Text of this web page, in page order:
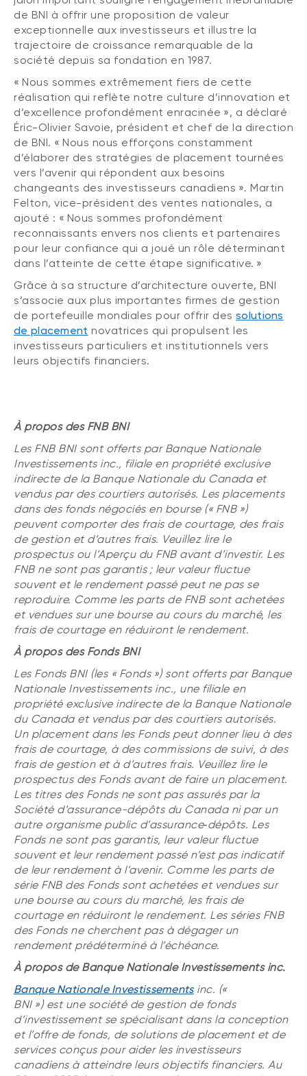
(FNB)
À propos des FNB BNI
FNB de rotation thématique BNI (NTHM)
FNB durables
SOLUTIONS DE PORTEFEUILLE
Liste des solutions de portefeuille BNI
Portefeuilles FNB BNI
Portefeuilles Méritage
Portefeuilles durables BNI
Placements privés
FNB d’investissements alternatifs
liquides
CPG à taux fixe
CATÉGORIES D'ACTIFS
Actions
Fonds équilibré
Marché monétaire
Revenu fixe
Alternatif
TYPES DE CONTENU
Articles
Balados
Vidéos
Livres blancs
DOCUMENTS RÉGLEMENTAIRES
Prospectus
Rapports annuels
Aperçus de fonds
Vote par procuration
Addendas
Relevés SPEP
Déclaration de principes sur les conflits
d’intérêts (PDF)
CONNEXION REQUISE
Portail de formation continue
Événements
Webinaires
Énoncé politique de placement
de BNI à offrir une proposition de valeur
exceptionnelle aux investisseurs et illustre la
trajectoire de croissance remarquable de la
société depuis sa fondation en 1987.
« Nous sommes extrêmement fiers de cette
réalisation qui reflète notre culture d’innovation et
d’excellence profondément enracinée », a déclaré
Éric-Olivier Savoie, président et chef de la direction
de BNI. « Nous nous efforçons constamment
d’élaborer des stratégies de placement tournées
vers l’avenir qui répondent aux besoins
changeants des investisseurs canadiens ». Martin
Felton, vice-président des ventes nationales, a
ajouté : « Nous sommes profondément
reconnaissants envers nos clients et partenaires
pour leur confiance qui a joué un rôle déterminant
dans l’atteinte de cette étape significative. »
Grâce à sa structure d’architecture ouverte, BNI
s’associe aux plus importantes firmes de gestion
de portefeuille mondiales pour offrir des solutions
de placement novatrices qui propulsent les
investisseurs particuliers et institutionnels vers
leurs objectifs financiers.
À propos des FNB BNI
Les FNB BNI sont offerts par Banque Nationale
Investissements inc., filiale en propriété exclusive
indirecte de la Banque Nationale du Canada et
vendus par des courtiers autorisés. Les placements
dans des fonds négociés en bourse (« FNB »)
peuvent comporter des frais de courtage, des frais
de gestion et d’autres frais. Veuillez lire le
prospectus ou l’Aperçu du FNB avant d’investir. Les
FNB ne sont pas garantis ; leur valeur fluctue
souvent et le rendement passé peut ne pas se
reproduire. Comme les parts de FNB sont achetées
et vendues sur une bourse au cours du marché, les
frais de courtage en réduiront le rendement.
À propos des Fonds BNI
Les Fonds BNI (les « Fonds ») sont offerts par Banque
Nationale Investissements inc., une filiale en
propriété exclusive indirecte de la Banque Nationale
du Canada et vendus par des courtiers autorisés.
Un placement dans les Fonds peut donner lieu à des
frais de courtage, à des commissions de suivi, à des
frais de gestion et à d’autres frais. Veuillez lire le
prospectus des Fonds avant de faire un placement.
Les titres des Fonds ne sont pas assurés par la
Société d’assurance-dépôts du Canada ni par un
autre organisme public d’assurance‑dépôts. Les
Fonds ne sont pas garantis, leur valeur fluctue
souvent et leur rendement passé n’est pas indicatif
de leur rendement à l’avenir. Comme les parts de
série FNB des Fonds sont achetées et vendues sur
une bourse au cours du marché, les frais de
courtage en réduiront le rendement. Les séries FNB
des Fonds ne cherchent pas à dégager un
rendement prédéterminé à l’échéance.
À propos de Banque Nationale Investissements inc.
Banque Nationale Investissementsinc. («
BNI ») est une société de gestion de fonds
d’investissement se spécialisant dans la conception
et l’offre de fonds, de solutions de placement et de
services conçus pour aider les investisseurs
canadiens à atteindre leurs objectifs financiers. Au